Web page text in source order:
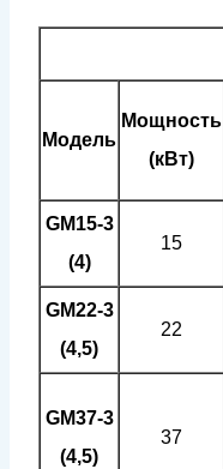
Модель
Мощность
(кВт)
GM15-3
(4)
15
GM22-3
(4,5)
22
GM37-3
(4,5)
37